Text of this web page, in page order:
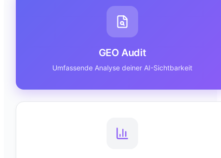
GEO Audit
Umfassende Analyse deiner AI-Sichtbarkeit